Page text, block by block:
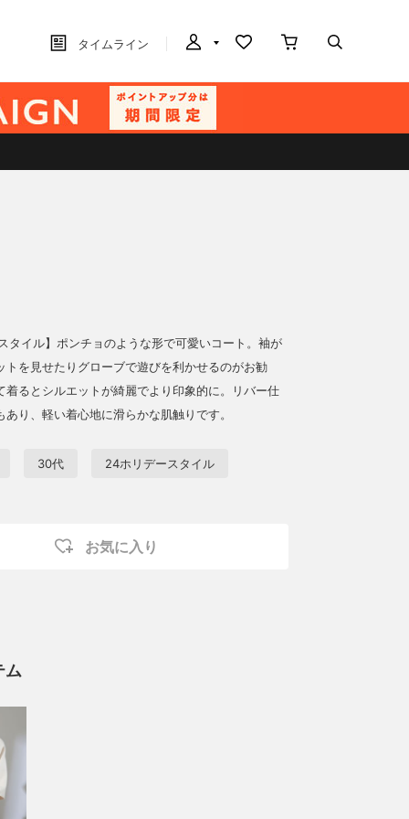
タイムライン
タイル】ポンチョのような形で可愛いコート。袖が
トを見せたりグローブで遊びを利かせるのがお勧
着るとシルエットが綺麗でより印象的に。リバー仕
あり、軽い着心地に滑らかな肌触りです。
30代 24ホリデースタイル
お気に入り
ム